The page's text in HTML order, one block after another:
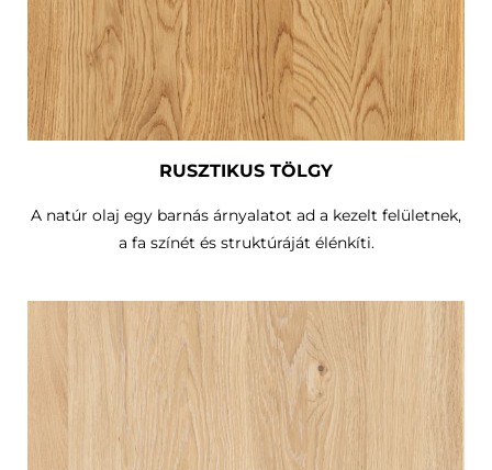
RUSZTIKUS TÖLGY
A natúr olaj egy barnás árnyalatot ad a kezelt felületnek,
a fa színét és struktúráját élénkíti.